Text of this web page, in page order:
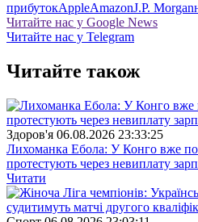
прибутокAppleAmazonJ.P. Morgan
Читайте нас у Google News
Читайте нас у Telegram
Читайте також
Здоров'я 06.08.2026 23:33:25
Лихоманка Ебола: У Конго вже
протестують через невиплату
Читати